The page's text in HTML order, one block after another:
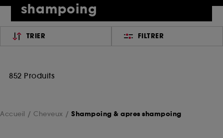
shampoing
TRIER FILTRER
852 Produits
Accueil Cheveux Shampoing & apres shampoing